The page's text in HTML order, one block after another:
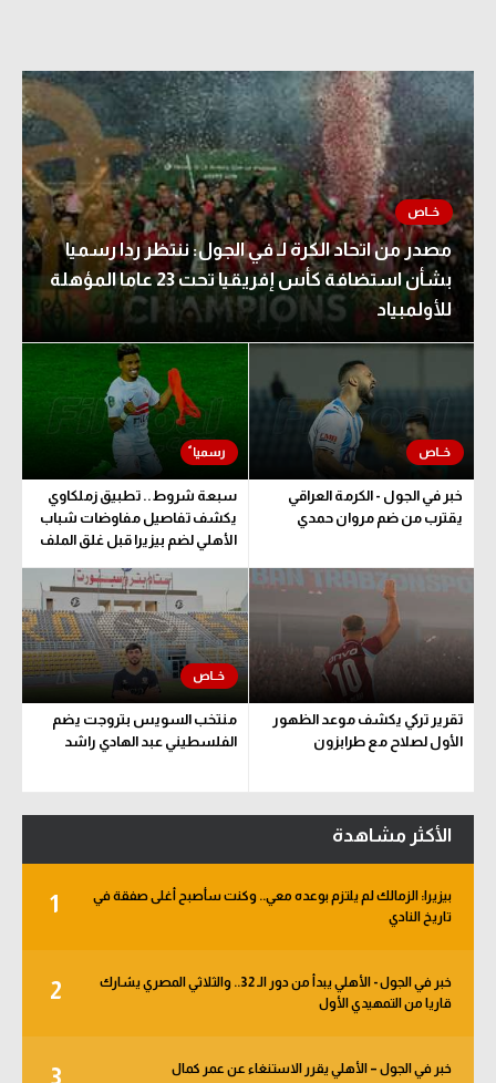
مصدر من اتحاد الكرة لـ في الجول: ننتظر ردا رسميا
بشأن استضافة كأس إفريقيا تحت 23 عاما المؤهلة
للأولمبياد
خبر في الجول - الكرمة العراقي
يقترب من ضم مروان حمدي
سبعة شروط.. تطبيق زملكاوي
يكشف تفاصيل مفاوضات شباب
الأهلي لضم بيزيرا قبل غلق الملف
تقرير تركي يكشف موعد الظهور
الأول لصلاح مع طرابزون
منتخب السويس بتروجت يضم
الفلسطيني عبد الهادي راشد
الأكثر مشاهدة
1
بيزيرا: الزمالك لم يلتزم بوعده معي.. وكنت سأصبح أغلى صفقة في
تاريخ النادي
2
خبر في الجول - الأهلي يبدأ من دور الـ 32.. والثلاثي المصري يشارك
قاريا من التمهيدي الأول
3 خبر في الجول – الأهلي يقرر الاستنغاء عن عمر كمال